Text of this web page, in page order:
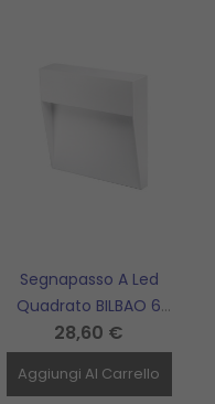
Segnapasso A Led
Quadrato BILBAO 6
SQUARED Bianco 6W Per
Applicazioni A Parete BOT
LIGHTING - BILBAO6BQ
28,60 €
Aggiungi Al Carrello